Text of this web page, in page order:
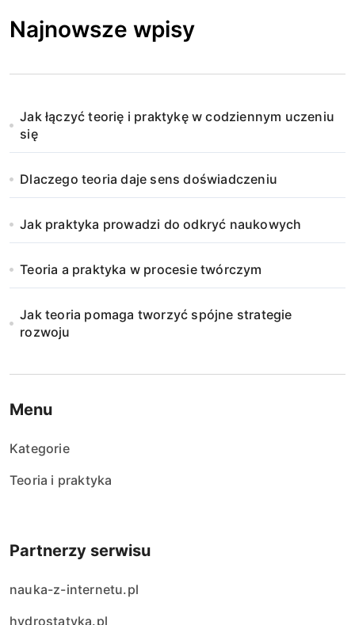
Najnowsze wpisy
Jak łączyć teorię i praktykę w codziennym uczeniu
się
Dlaczego teoria daje sens doświadczeniu
Jak praktyka prowadzi do odkryć naukowych
Teoria a praktyka w procesie twórczym
Jak teoria pomaga tworzyć spójne strategie
rozwoju
Menu
Kategorie
Teoria i praktyka
Partnerzy serwisu
nauka-z-internetu.pl
hydrostatyka.pl